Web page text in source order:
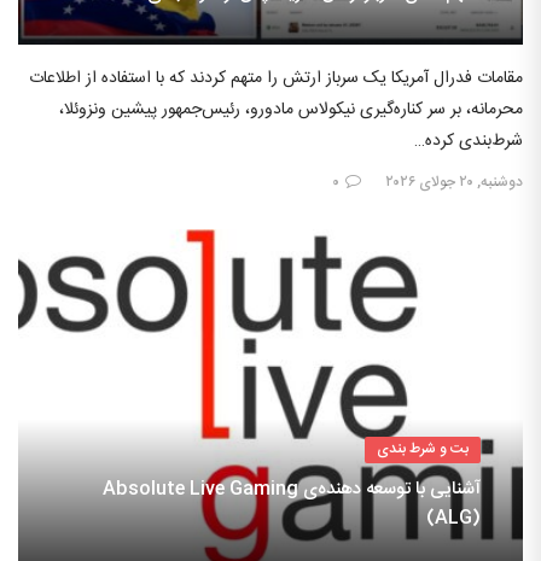
مقامات فدرال آمریکا یک سرباز ارتش را متهم کردند که با استفاده از اطلاعات
محرمانه، بر سر کناره‌گیری نیکولاس مادورو، رئیس‌جمهور پیشین ونزوئلا،
شرط‌بندی کرده…
دوشنبه, ۲۰ جولای ۲۰۲۶ ۰
بت و شرط بندی
آشنایی با توسعه دهنده‌ی Absolute Live Gaming
(ALG)